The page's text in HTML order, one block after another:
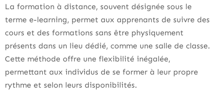
La formation à distance, souvent désignée sous le
terme e-learning, permet aux apprenants de suivre des
cours et des formations sans être physiquement
présents dans un lieu dédié, comme une salle de classe.
Cette méthode offre une flexibilité inégalée,
permettant aux individus de se former à leur propre
rythme et selon leurs disponibilités.